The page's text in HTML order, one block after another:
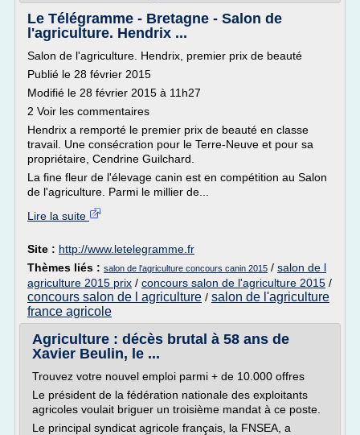
Le Télégramme - Bretagne - Salon de
l'agriculture. Hendrix ...
Salon de l'agriculture. Hendrix, premier prix de beauté
Publié le 28 février 2015
Modifié le 28 février 2015 à 11h27
2 Voir les commentaires
Hendrix a remporté le premier prix de beauté en classe
travail. Une consécration pour le Terre-Neuve et pour sa
propriétaire, Cendrine Guilchard.
La fine fleur de l'élevage canin est en compétition au Salon
de l'agriculture. Parmi le millier de...
Lire la suite
Site : http://www.letelegramme.fr
Thèmes liés : salon de l'agriculture concours canin 2015 / salon de l
agriculture 2015 prix / concours salon de l'agriculture 2015 /
concours salon de l agriculture / salon de l'agriculture
france agricole
Agriculture : décès brutal à 58 ans de
Xavier Beulin, le ...
Trouvez votre nouvel emploi parmi + de 10.000 offres
Le président de la fédération nationale des exploitants
agricoles voulait briguer un troisième mandat à ce poste.
Le principal syndicat agricole français, la FNSEA, a